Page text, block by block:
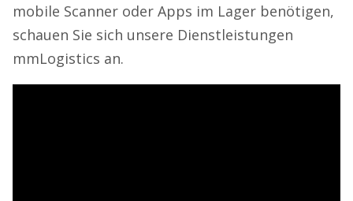
mobile Scanner oder Apps im Lager benötigen,
schauen Sie sich unsere Dienstleistungen
mmLogistics an.